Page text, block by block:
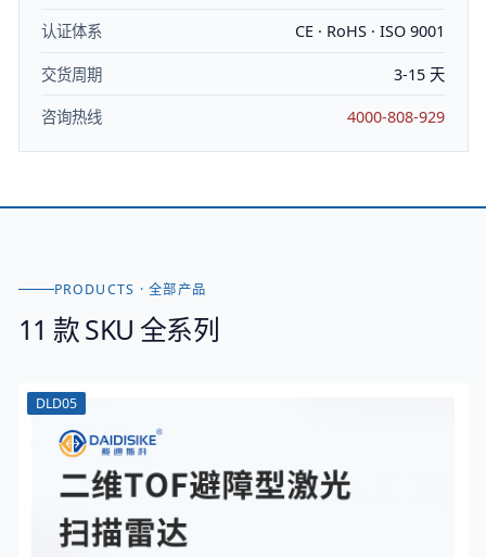
认证体系 CE · RoHS · ISO 9001
交货周期 3-15 天
咨询热线 4000-808-929
PRODUCTS · 全部产品
11 款 SKU 全系列
DLD05